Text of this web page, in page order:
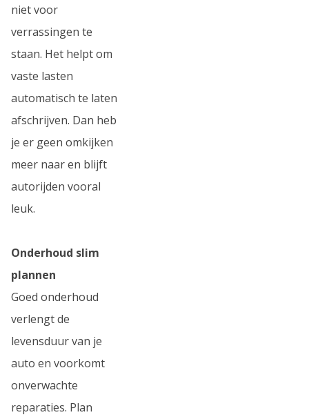
niet voor
verrassingen te
staan. Het helpt om
vaste lasten
automatisch te laten
afschrijven. Dan heb
je er geen omkijken
meer naar en blijft
autorijden vooral
leuk.
Onderhoud slim
plannen
Goed onderhoud
verlengt de
levensduur van je
auto en voorkomt
onverwachte
reparaties. Plan